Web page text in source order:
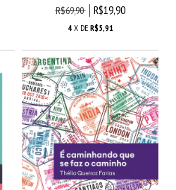
R$69,90 R$19,90
4 X DE R$5,91